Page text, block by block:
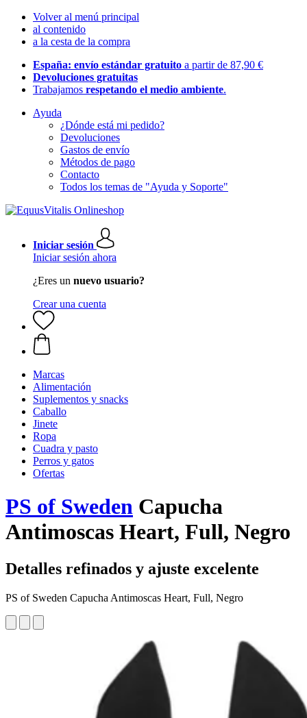
Volver al menú principal
al contenido
a la cesta de la compra
España: envío estándar gratuito a partir de 87,90 €
Devoluciones gratuitas
Trabajamos respetando el medio ambiente.
Ayuda
¿Dónde está mi pedido?
Devoluciones
Gastos de envío
Métodos de pago
Contacto
Todos los temas de "Ayuda y Soporte"
Iniciar sesión
Iniciar sesión ahora
¿Eres un nuevo usuario?
Crear una cuenta
Marcas
Alimentación
Suplementos y snacks
Caballo
Jinete
Ropa
Cuadra y pasto
Perros y gatos
Ofertas
PS of Sweden Capucha
Antimoscas Heart, Full, Negro
Detalles refinados y ajuste excelente
PS of Sweden Capucha Antimoscas Heart, Full, Negro